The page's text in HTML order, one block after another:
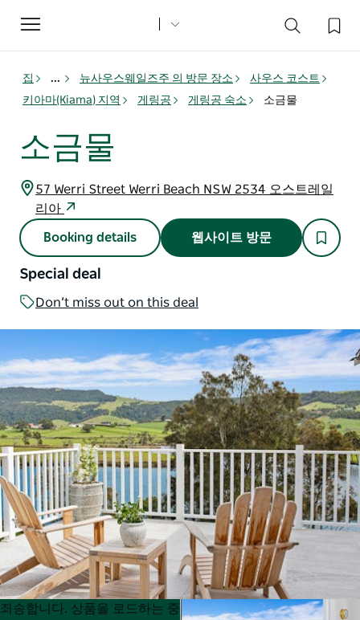
Toggle
navigation
집 ... 뉴사우스웨일즈주 의 방문 장소
사우스 코스트
키아마(Kiama) 지역
게링공 게링공 숙소 소금물
소금물
57 Werri Street Werri Beach NSW 2534 오스트레일
리아
Booking details 웹사이트 방문
Special deal
Don’t miss out on this deal
Product
Product
죄송합니다. 상품을 로드하는 중